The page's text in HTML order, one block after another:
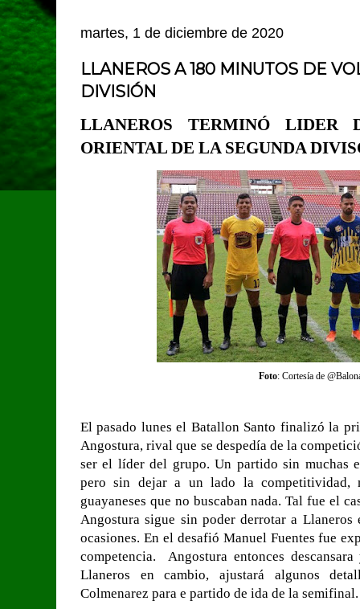
martes, 1 de diciembre de 2020
LLANEROS A 180 MINUTOS DE
DIVISIÓN
LLANEROS TERMINÓ LIDER
ORIENTAL DE LA SEGUNDA
Foto: Cortesía de
El pasado lunes el Batallon Santo finalizó la
Angostura, rival que se despedía de la
ser el líder del grupo. Un partido sin muchas
pero sin dejar a un lado la competitividad,
guayaneses que no buscaban nada. Tal fue el
Angostura sigue sin poder derrotar a
ocasiones. En el desafió Manuel Fuentes fue
competencia. Angostura entonces
Llaneros en cambio, ajustará algunos
Colmenarez para e partido de ida de la semifinal.